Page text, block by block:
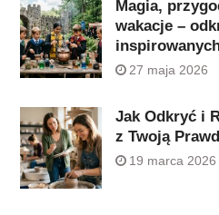
Magia,
wakacje –
27 maja 2026
Jak Odkryć i
z Twoją
19 marca 2026